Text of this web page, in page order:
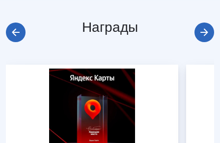
Награды